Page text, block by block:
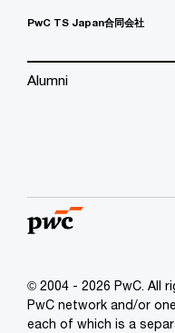
PwC TS Japan合同会社
Alumni
© 2004 - 2026 PwC. All
PwC network and/or
each of which is a